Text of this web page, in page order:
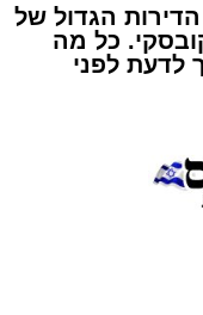
במופע שגרתי,
שהצליח
החולין - אל
הגדול של
כל מה
לדעת לפני